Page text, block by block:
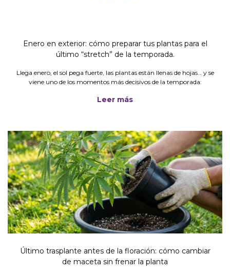
Enero en exterior: cómo preparar tus plantas para el
último “stretch” de la temporada.
Llega enero, el sol pega fuerte, las plantas están llenas de hojas… y se
viene uno de los momentos más decisivos de la temporada:
Leer más
Último trasplante antes de la floración: cómo cambiar
de maceta sin frenar la planta